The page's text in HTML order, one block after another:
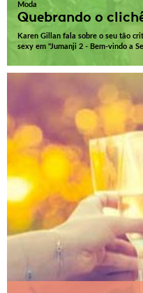
Moda
Quebrando o
Karen Gillan fala sobre o seu tão
sexy em "Jumanji 2 - Bem-vindo a